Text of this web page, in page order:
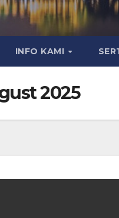
INFO KAMI
2025